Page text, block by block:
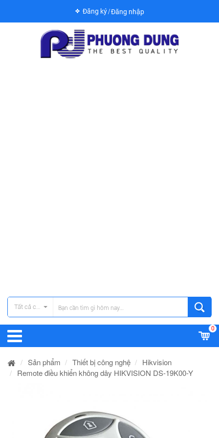
Đăng ký Đăng nhập
Tất cả các danh mục
0
Sản phẩm Thiết bị công nghệ
Hikvision
Remote điều khiển không dây HIKVISION DS-19K00-Y